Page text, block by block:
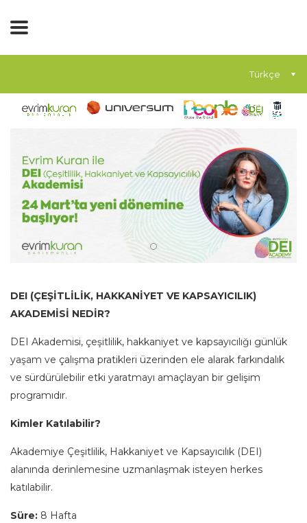
Türkçe
DEI (ÇEŞİTLİLİK, HAKKANİYET VE KAPSAYICILIK)
AKADEMİSİ NEDİR?
DEI Akademisi, çeşitlilik, hakkaniyet ve kapsayıcılığı günlük
yaşam ve çalışma pratikleri üzerinden ele alarak farkındalık
ve sürdürülebilir etki yaratmayı amaçlayan bir gelişim
programıdır.
Kimler Katılabilir?
Akademiye Çeşitlilik, Hakkaniyet ve Kapsayıcılık (DEI)
alanında derinlemesine uzmanlaşmak isteyen herkes
katılabilir.
Süre: 8 Hafta